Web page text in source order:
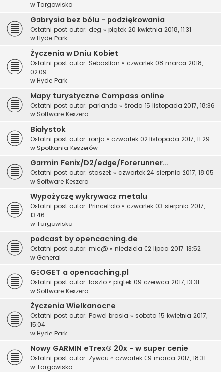
w Targowisko
Gabrysia bez bólu - podziękowania
Ostatni post autor: deg « piątek 20 kwietnia 2018, 11:31
w Hyde Park
Życzenia w Dniu Kobiet
Ostatni post autor: Sebastian « czwartek 08 marca 2018,
02:09
w Hyde Park
Mapy turystyczne Compass online
Ostatni post autor: parlando « środa 15 listopada 2017, 18:36
w Software Keszera
Białystok
Ostatni post autor: ronja « czwartek 02 listopada 2017, 11:29
w Spotkania Keszerów
Garmin Fenix/D2/edge/Forerunner...
Ostatni post autor: staszek « czwartek 24 sierpnia 2017, 18:05
w Software Keszera
Wypożyczę wykrywacz metalu
Ostatni post autor: PrincePolo « czwartek 03 sierpnia 2017,
13:46
w Targowisko
podcast by opencaching.de
Ostatni post autor: mic@ « niedziela 02 lipca 2017, 13:52
w General
GEOGET a opencaching.pl
Ostatni post autor: laszlo « piątek 09 czerwca 2017, 13:31
w Software Keszera
Życzenia Wielkanocne
Ostatni post autor: Pawel brasia « sobota 15 kwietnia 2017,
15:04
w Hyde Park
Nowy GARMIN eTrex® 20x - w super cenie
Ostatni post autor: Żywcu « czwartek 09 marca 2017, 18:31
w Targowisko